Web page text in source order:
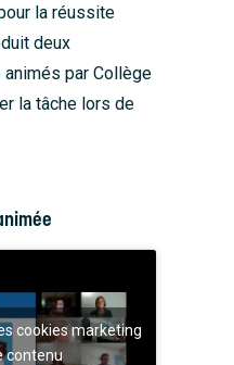
la réussite
deux
animés par Collège
la tâche lors de
cookies marketing
contenu